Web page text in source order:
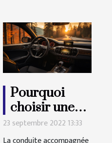
Pourquoi
choisir une
conduite
accompagnée
23 septembre 2022 13:33